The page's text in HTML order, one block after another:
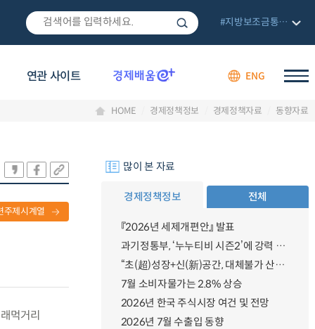
연관 사이트 ENG
#지방보조금통합관리망
HOME 경제정책정보 경제정책자료 동향자료
주제시계열
먹거리
많이 본 자료
경제정책정보 전체
『2026년 세제개편안』 발표
과기정통부, ‘누누티비 시즌2’에 강력 대응 의지 밝혀
“초(超)성장+신(新)공간, 대체불가 산업강국”
7월 소비자물가는 2.8% 상승
2026년 한국 주식시장 여건 및 전망
2026년 7월 수출입 동향